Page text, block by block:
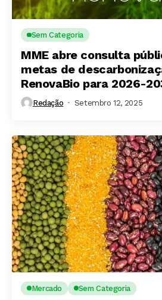
Sem Categoria
MME abre consulta
metas de
RenovaBio para 2026-
Redação Setembro 12, 2025
Mercado Sem Categoria